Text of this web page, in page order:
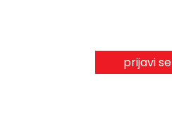
prijavi se